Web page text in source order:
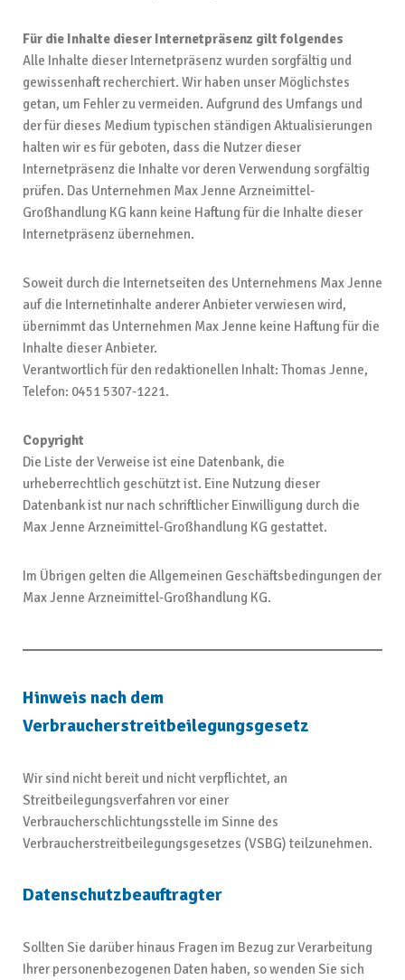
Für die Inhalte dieser Internetpräsenz gilt folgendes
Alle Inhalte dieser Internetpräsenz wurden sorgfältig und
gewissenhaft recherchiert. Wir haben unser Möglichstes
getan, um Fehler zu vermeiden. Aufgrund des Umfangs und
der für dieses Medium typischen ständigen Aktualisierungen
halten wir es für geboten, dass die Nutzer dieser
Internetpräsenz die Inhalte vor deren Verwendung sorgfältig
prüfen. Das Unternehmen Max Jenne Arzneimittel-
Großhandlung KG kann keine Haftung für die Inhalte dieser
Internetpräsenz übernehmen.
Soweit durch die Internetseiten des Unternehmens Max Jenne
auf die Internetinhalte anderer Anbieter verwiesen wird,
übernimmt das Unternehmen Max Jenne keine Haftung für die
Inhalte dieser Anbieter.
Verantwortlich für den redaktionellen Inhalt: Thomas Jenne,
Telefon: 0451 5307-1221.
Copyright
Die Liste der Verweise ist eine Datenbank, die
urheberrechtlich geschützt ist. Eine Nutzung dieser
Datenbank ist nur nach schriftlicher Einwilligung durch die
Max Jenne Arzneimittel-Großhandlung KG gestattet.
Im Übrigen gelten die Allgemeinen Geschäftsbedingungen der
Max Jenne Arzneimittel-Großhandlung KG.
Hinweis nach dem
Verbraucherstreitbeilegungsgesetz
Wir sind nicht bereit und nicht verpflichtet, an
Streitbeilegungsverfahren vor einer
Verbraucherschlichtungsstelle im Sinne des
Verbraucherstreitbeilegungsgesetzes (VSBG) teilzunehmen.
Datenschutzbeauftragter
Sollten Sie darüber hinaus Fragen im Bezug zur Verarbeitung
Ihrer personenbezogenen Daten haben, so wenden Sie sich